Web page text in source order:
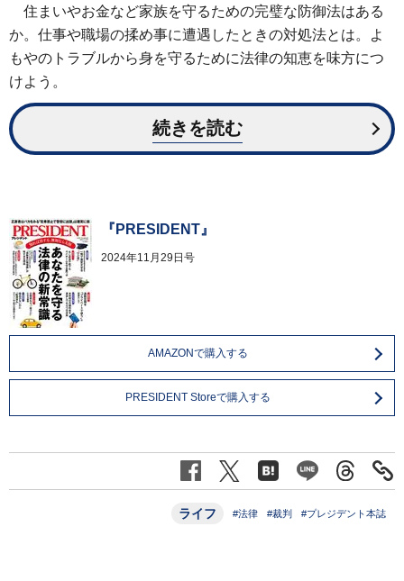
住まいやお金など家族を守るための完璧な防御法はある
か。仕事や職場の揉め事に遭遇したときの対処法とは。よ
もやのトラブルから身を守るために法律の知恵を味方につ
けよう。
続きを読む
『PRESIDENT』
2024年11月29日号
AMAZONで購入する
PRESIDENT Storeで購入する
ライフ #法律 #裁判 #プレジデント本誌